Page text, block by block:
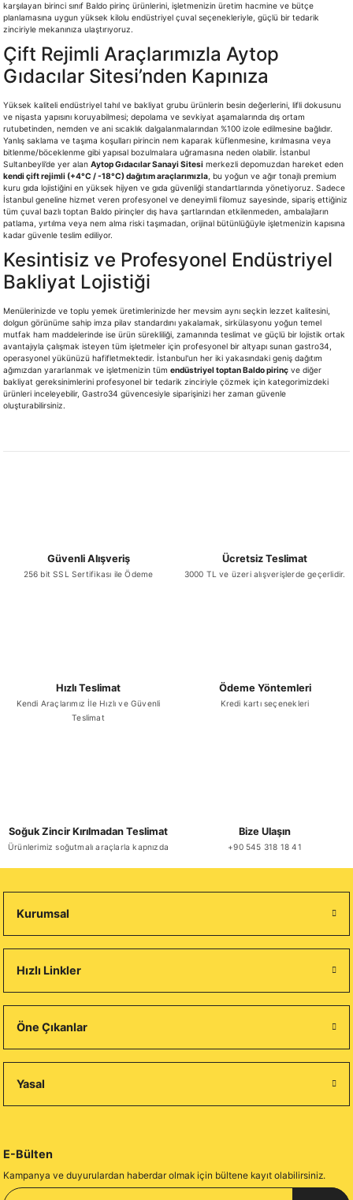
karşılayan birinci sınıf Baldo pirinç ürünlerini, işletmenizin üretim hacmine ve bütçe
planlamasına uygun yüksek kilolu endüstriyel çuval seçenekleriyle, güçlü bir tedarik
zinciriyle mekanınıza ulaştırıyoruz.
Çift Rejimli Araçlarımızla Aytop
Gıdacılar Sitesi’nden Kapınıza
Yüksek kaliteli endüstriyel tahıl ve bakliyat grubu ürünlerin besin değerlerini, lifli dokusunu
ve nişasta yapısını koruyabilmesi; depolama ve sevkiyat aşamalarında dış ortam
rutubetinden, nemden ve ani sıcaklık dalgalanmalarından %100 izole edilmesine bağlıdır.
Yanlış saklama ve taşıma koşulları pirincin nem kaparak küflenmesine, kırılmasına veya
bitlenme/böceklenme gibi yapısal bozulmalara uğramasına neden olabilir. İstanbul
Sultanbeyli’de yer alan Aytop Gıdacılar Sanayi Sitesi merkezli depomuzdan hareket eden
kendi çift rejimli (+4°C / -18°C) dağıtım araçlarımızla , bu yoğun ve ağır tonajlı premium
kuru gıda lojistiğini en yüksek hijyen ve gıda güvenliği standartlarında yönetiyoruz. Sadece
İstanbul geneline hizmet veren profesyonel ve deneyimli filomuz sayesinde, sipariş ettiğiniz
tüm çuval bazlı toptan Baldo pirinçler dış hava şartlarından etkilenmeden, ambalajların
patlama, yırtılma veya nem alma riski taşımadan, orijinal bütünlüğüyle işletmenizin kapısına
kadar güvenle teslim ediliyor.
Kesintisiz ve Profesyonel Endüstriyel
Bakliyat Lojistiği
Menülerinizde ve toplu yemek üretimlerinizde her mevsim aynı seçkin lezzet kalitesini,
dolgun görünüme sahip imza pilav standardını yakalamak, sirkülasyonu yoğun temel
mutfak ham maddelerinde ise ürün sürekliliği, zamanında teslimat ve güçlü bir lojistik ortak
avantajıyla çalışmak isteyen tüm işletmeler için profesyonel bir altyapı sunan gastro34,
operasyonel yükünüzü hafifletmektedir. İstanbul'un her iki yakasındaki geniş dağıtım
ağımızdan yararlanmak ve işletmenizin tüm endüstriyel toptan Baldo pirinç ve diğer
bakliyat gereksinimlerini profesyonel bir tedarik zinciriyle çözmek için kategorimizdeki
ürünleri inceleyebilir, Gastro34 güvencesiyle siparişinizi her zaman güvenle
oluşturabilirsiniz.
Güvenli Alışveriş
256 bit SSL Sertifikası ile Ödeme
Ücretsiz Teslimat
3000 TL ve üzeri alışverişlerde geçerlidir.
Hızlı Teslimat
Kendi Araçlarımız İle Hızlı ve Güvenli
Teslimat
Ödeme Yöntemleri
Kredi kartı seçenekleri
Soğuk Zincir Kırılmadan Teslimat
Ürünlerimiz soğutmalı araçlarla kapnızda
Bize Ulaşın
+90 545 318 18 41
Kurumsal
Hızlı Linkler
Öne Çıkanlar
Yasal
E-Bülten
Kampanya ve duyurulardan haberdar olmak için bültene kayıt olabilirsiniz.